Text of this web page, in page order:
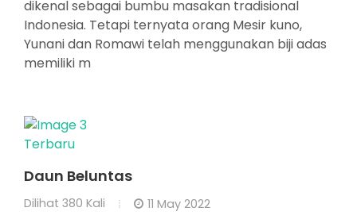
dikenal sebagai bumbu masakan tradisional
Indonesia. Tetapi ternyata orang Mesir kuno,
Yunani dan Romawi telah menggunakan biji adas
memiliki m
Terbaru
Daun Beluntas
Dilihat 380 Kali 11 May 2022